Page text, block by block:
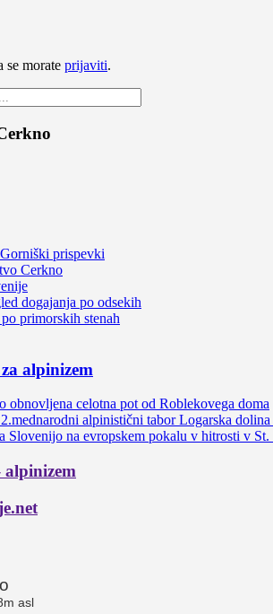
se morate prijaviti.
prispevki
Cerkno
dogajanja po odsekih
primorskih stenah
alpinizem
obnovljena celotna pot od Roblekovega doma
alpinistični tabor Logarska dolina
Slovenijo na evropskem pokalu v hitrosti v St.